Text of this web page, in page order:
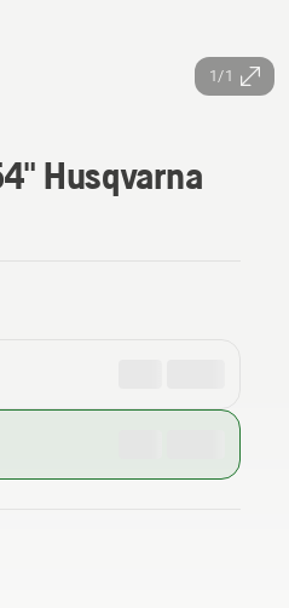
1/1
Husqvarna